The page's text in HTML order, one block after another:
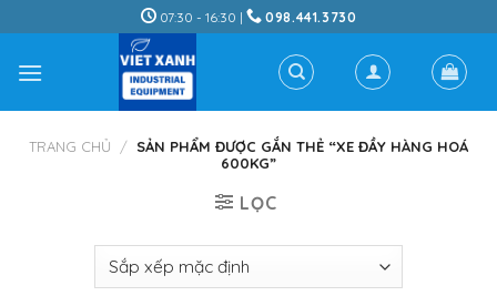
to
content
07:30 - 16:30 | 098.441.3730
TRANG CHỦ / SẢN PHẨM ĐƯỢC GẮN THẺ “XE ĐẦY HÀNG HOÁ
600KG”
LỌC